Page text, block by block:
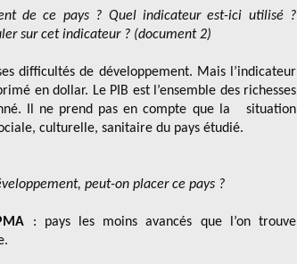
de ce pays ? Quel indicateur est-ici utilisé ?
sur cet indicateur ? (document 2)
difficultés de développement. Mais l’indicateur
en dollar. Le PIB est l’ensemble des richesses
Il ne prend pas en compte que la situation
culturelle, sanitaire du pays étudié.
peut-on placer ce pays ?
: pays les moins avancés que l’on trouve